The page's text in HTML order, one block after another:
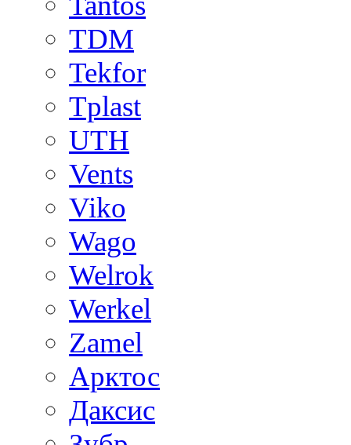
TDM
Tekfor
Tplast
UTH
Vents
Viko
Wago
Welrok
Werkel
Zamel
Арктос
Даксис